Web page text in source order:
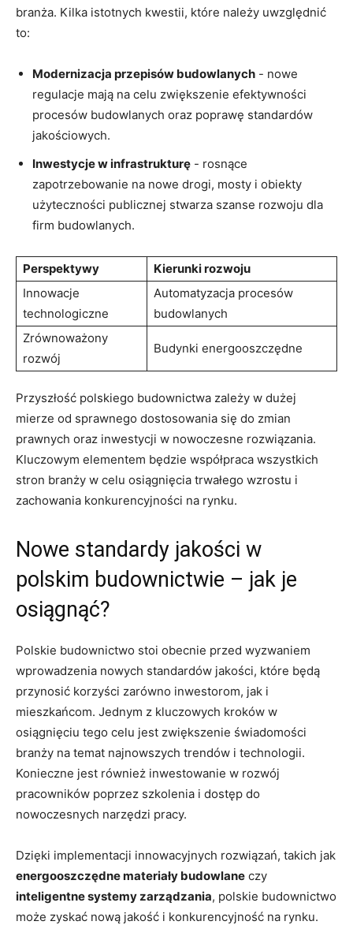
branża. Kilka istotnych ⁣kwestii, które należy​ uwzględnić
to:
Modernizacja przepisów budowlanych ‌- nowe
regulacje mają na celu zwiększenie efektywności
procesów budowlanych ⁣oraz poprawę standardów
jakościowych.
Inwestycje w infrastrukturę ⁣- rosnące
zapotrzebowanie ⁣na nowe drogi, mosty ​i obiekty
użyteczności publicznej stwarza szanse rozwoju dla
firm budowlanych.
Perspektywy
Kierunki ​rozwoju
Innowacje
technologiczne
Automatyzacja procesów
budowlanych
Zrównoważony
rozwój
Budynki energooszczędne
Przyszłość polskiego budownictwa zależy w dużej
mierze od sprawnego⁢ dostosowania się do zmian
prawnych oraz inwestycji w nowoczesne rozwiązania.
Kluczowym elementem będzie współpraca wszystkich
stron⁣ branży w ⁤celu osiągnięcia ⁣trwałego wzrostu i
zachowania konkurencyjności na rynku.
Nowe standardy jakości w
polskim budownictwie – jak⁤ je
osiągnąć?
Polskie budownictwo stoi obecnie przed wyzwaniem
wprowadzenia nowych standardów jakości, które będą
przynosić korzyści zarówno inwestorom, jak i
mieszkańcom. Jednym z kluczowych kroków w
osiągnięciu⁣ tego celu ‍jest ⁢zwiększenie świadomości
branży na​ temat najnowszych⁢ trendów i technologii.
Konieczne​ jest również inwestowanie w rozwój
pracowników poprzez szkolenia ‍i dostęp do
nowoczesnych⁢ narzędzi pracy.
Dzięki implementacji innowacyjnych rozwiązań, takich jak
energooszczędne materiały budowlane czy ⁢
inteligentne systemy zarządzania, ⁣polskie budownictwo
może ⁣zyskać nową jakość i konkurencyjność na rynku.